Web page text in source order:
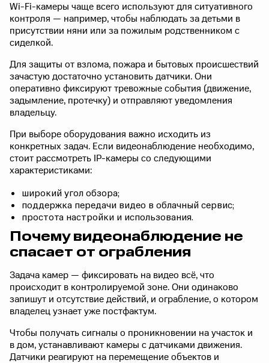
Wi-Fi-камеры чаще всего используют для ситуативного
контроля — например, чтобы наблюдать за детьми в
присутствии няни или за пожилым родственником с
сиделкой.
Для защиты от взлома, пожара и бытовых происшествий
зачастую достаточно установить датчики. Они
оперативно фиксируют тревожные события (движение,
задымление, протечку) и отправляют уведомления
владельцу.
При выборе оборудования важно исходить из
конкретных задач. Если видеонаблюдение необходимо,
стоит рассмотреть IP-камеры со следующими
характеристиками:
широкий угол обзора;
поддержка передачи видео в облачный сервис;
простота настройки и использования.
Почему видеонаблюдение не
спасает от ограбления
Задача камер — фиксировать на видео всё, что
происходит в контролируемой зоне. Они одинаково
запишут и отсутствие действий, и ограбление, о котором
владелец узнает уже постфактум.
Чтобы получать сигналы о проникновении на участок и
в дом, устанавливают камеры с датчиками движения.
Датчики реагируют на перемещение объектов и